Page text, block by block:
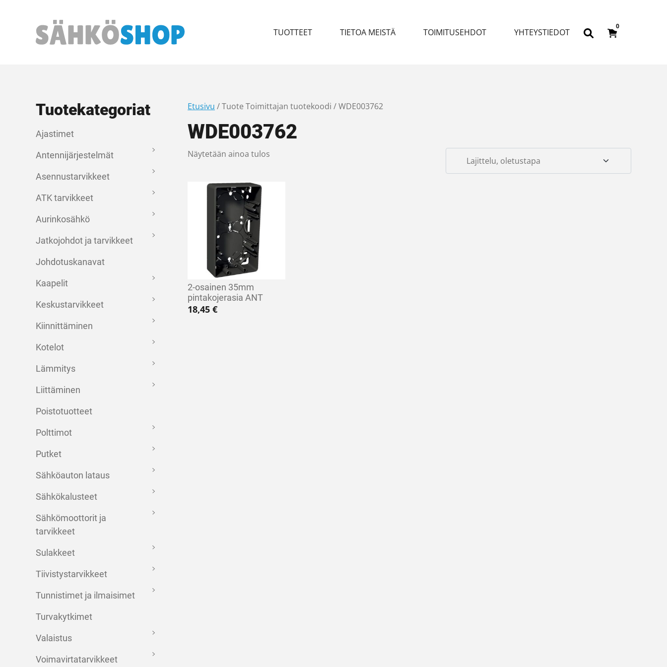
Päävalikko TUOTTEET TIETOA MEISTÄ TOIMITUSEHDOT YHTEYSTIEDOT
0
Tuotekategoriat
Ajastimet
Antennijärjestelmät
Asennustarvikkeet
ATK tarvikkeet
Aurinkosähkö
Jatkojohdot ja tarvikkeet
Johdotuskanavat
Kaapelit
Keskustarvikkeet
Kiinnittäminen
Kotelot
Lämmitys
Liittäminen
Poistotuotteet
Polttimot
Putket
Sähköauton lataus
Sähkökalusteet
Sähkömoottorit ja
tarvikkeet
Sulakkeet
Tiivistystarvikkeet
Tunnistimet ja ilmaisimet
Turvakytkimet
Valaistus
Voimavirtatarvikkeet
Etusivu / Tuote Toimittajan tuotekoodi / WDE003762
WDE003762
Näytetään ainoa tulos
2-osainen 35mm
pintakojerasia ANT
18,45 €